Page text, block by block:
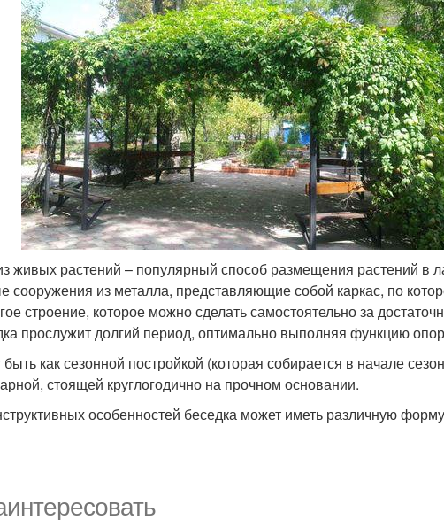
живых растений – популярный способ размещения растений в
сооружения из металла, представляющие собой каркас, по
строение, которое можно сделать самостоятельно за
прослужит долгий период, оптимально выполняя функцию
как сезонной постройкой (которая собирается в начале
стоящей круглогодично на прочном основании.
особенностей беседка может иметь различную